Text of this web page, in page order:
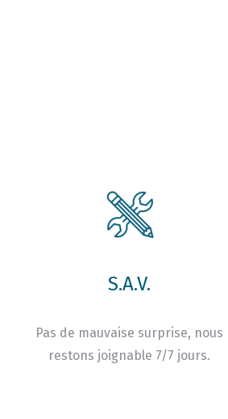
S.A.V.
Pas de mauvaise surprise, nous
restons joignable 7/7 jours.